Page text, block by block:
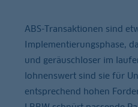
ABS-Transaktionen sind
Implementierungsphase,
und geräuschloser im
lohnenswert sind sie für
entsprechend hohen